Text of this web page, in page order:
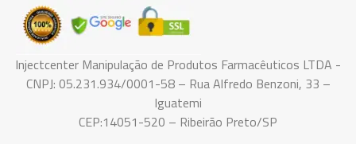
Injectcenter Manipulação de Produtos Farmacêuticos LTDA -
CNPJ: 05.231.934/0001-58 – Rua Alfredo Benzoni, 33 –
Iguatemi
CEP:14051-520 – Ribeirão Preto/SP